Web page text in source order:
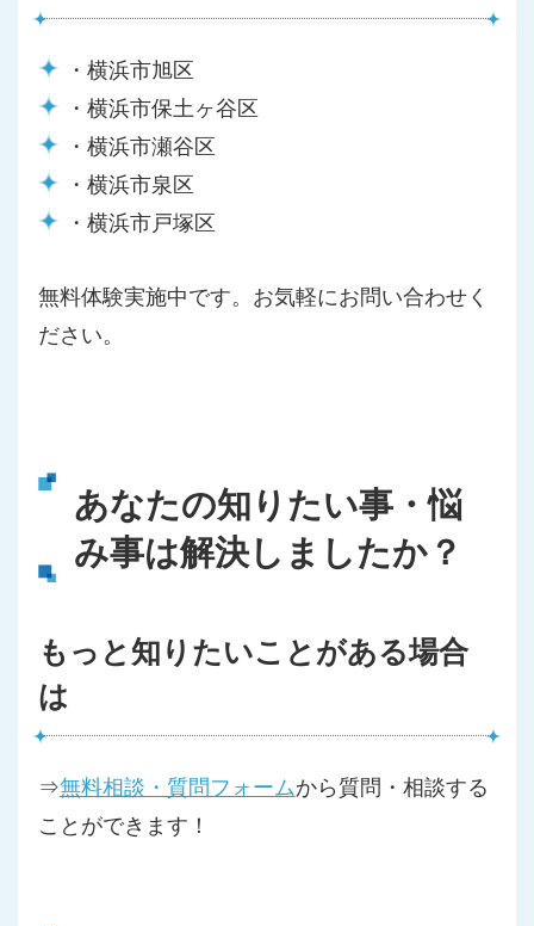
・横浜市旭区
・横浜市保土ヶ谷区
・横浜市瀬谷区
・横浜市泉区
・横浜市戸塚区
無料体験実施中です。お気軽にお問い合わせく
ださい。
あなたの知りたい事・悩
み事は解決しましたか？
もっと知りたいことがある場合
は
⇒無料相談・質問フォームから質問・相談する
ことができます！